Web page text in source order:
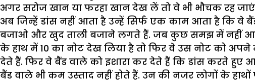
अगर सरोज खान या फरहा खान देख लें तो वे भी भौचक रह
अब जिन्हें डांस नहीं आता है उन्हें सिर्फ एक काम आता है कि वे
बजाओ और खुद ताली बजाने लगते हैं. जब कुछ समझ में नहीं आता
के हाथ में 10 का नोट देख लिया है तो फिर वे उस नोट को
देते हैं. फिर वे बैंड वाले को इशारा कर देते हैं कि डांस करते हुए
बैंड वाले भी कम उस्ताद नहीं होते हैं. उन की नजर लोगों के